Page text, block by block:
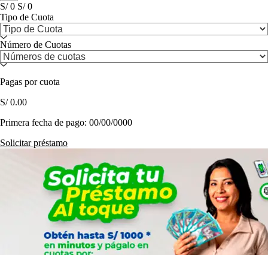
S/ 0 S/ 0
Tipo de Cuota
Número de Cuotas
Pagas por cuota
S/ 0.00
Primera fecha de pago: 00/00/0000
Solicitar préstamo